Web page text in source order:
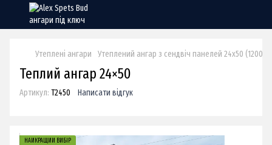
Утеплені ангари Утеплений ангар з сендвіч панелей 24х50 (1200
Теплий ангар 24×50
Артикул: Т2450 Написати відгук
НАЙКРАЩИЙ ВИБІР